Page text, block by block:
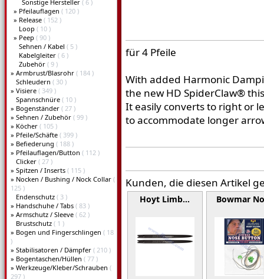
Sonstige Hersteller ( 6 )
» Pfeilauflagen ( 120 )
» Release ( 152 )
Loop ( 10 )
» Peep ( 90 )
Sehnen / Kabel ( 5 )
Kabelgleiter ( 6 )
Zubehör ( 9 )
» Armbrust/Blasrohr ( 184 )
Schleudern ( 30 )
» Visiere ( 349 )
Spannschnüre ( 10 )
» Bogenständer ( 27 )
» Sehnen / Zubehör ( 99 )
» Köcher ( 105 )
» Pfeile/Schäfte ( 399 )
» Befiederung ( 188 )
» Pfeilauflagen/Button ( 112 )
Clicker ( 27 )
» Spitzen / Inserts ( 115 )
» Nocken / Bushing / Nock Collar (
125 )
Endenschutz ( 3 )
» Handschuhe / Tabs ( 83 )
» Armschutz / Sleeve ( 62 )
Brustschutz ( 1 )
» Bogen und Fingerschlingen ( 18
)
» Stabilisatoren / Dämpfer ( 210 )
» Bogentaschen/Hüllen ( 77 )
» Werkzeuge/Kleber/Schrauben (
297 )
für 4 Pfeile
With added Harmonic
the new HD SpiderClaw®
It easily converts to right or
to accommodate longer
Kunden, die diesen Artikel
Hoyt Limb… Bowmar